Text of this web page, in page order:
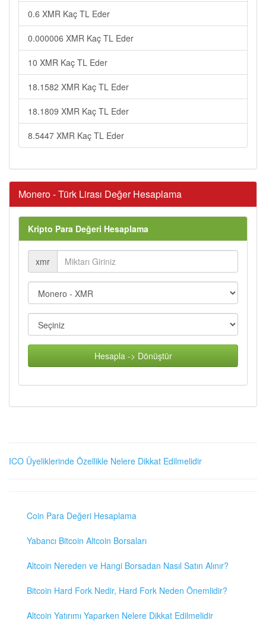
0.6 XMR Kaç TL Eder
0.000006 XMR Kaç TL Eder
10 XMR Kaç TL Eder
18.1582 XMR Kaç TL Eder
18.1809 XMR Kaç TL Eder
8.5447 XMR Kaç TL Eder
Monero - Türk Lirası Değer Hesaplama
Kripto Para Değeri Hesaplama
xmr
Hesapla -> Dönüştür
ICO Üyeliklerinde Özellikle Nelere Dikkat Edilmelidir
Coin Para Değeri Hesaplama
Yabancı Bitcoin Altcoin Borsaları
Altcoin Nereden ve Hangi Borsadan Nasıl Satın Alınır?
Bitcoin Hard Fork Nedir, Hard Fork Neden Önemlidir?
Altcoin Yatırımı Yaparken Nelere Dikkat Edilmelidir